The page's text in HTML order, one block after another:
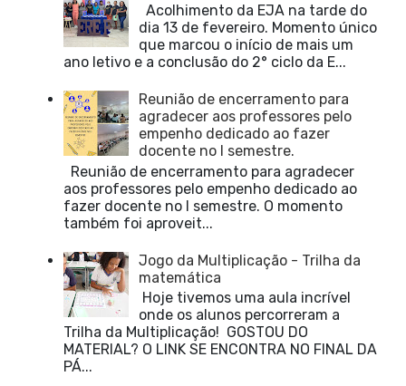
Acolhimento da EJA na tarde do
dia 13 de fevereiro. Momento único
que marcou o início de mais um
ano letivo e a conclusão do 2° ciclo da E...
Reunião de encerramento para
agradecer aos professores pelo
empenho dedicado ao fazer
docente no I semestre.
Reunião de encerramento para agradecer
aos professores pelo empenho dedicado ao
fazer docente no I semestre. O momento
também foi aproveit...
Jogo da Multiplicação - Trilha da
matemática
Hoje tivemos uma aula incrível
onde os alunos percorreram a
Trilha da Multiplicação! GOSTOU DO
MATERIAL? O LINK SE ENCONTRA NO FINAL DA
PÁ...